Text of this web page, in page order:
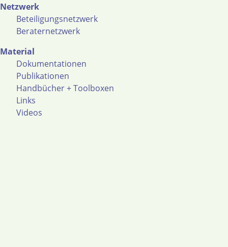
Netzwerk
Beteiligungsnetzwerk
Beraternetzwerk
Material
Dokumentationen
Publikationen
Handbücher + Toolboxen
Links
Videos